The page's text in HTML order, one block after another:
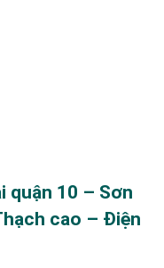
quận 10 – Sơn
cao – Điện